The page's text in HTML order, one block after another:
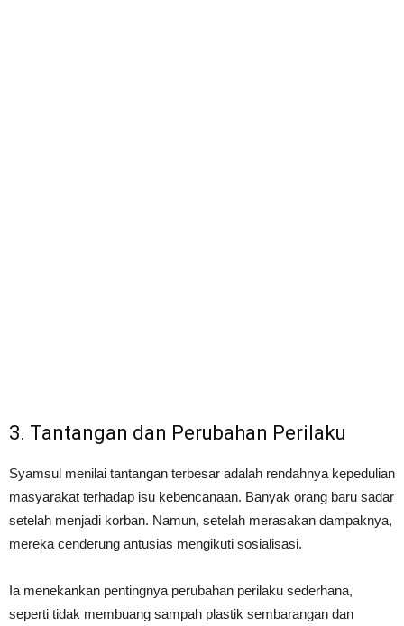
3. Tantangan dan Perubahan Perilaku
Syamsul menilai tantangan terbesar adalah rendahnya kepedulian
masyarakat terhadap isu kebencanaan. Banyak orang baru sadar
setelah menjadi korban. Namun, setelah merasakan dampaknya,
mereka cenderung antusias mengikuti sosialisasi.
Ia menekankan pentingnya perubahan perilaku sederhana,
seperti tidak membuang sampah plastik sembarangan dan